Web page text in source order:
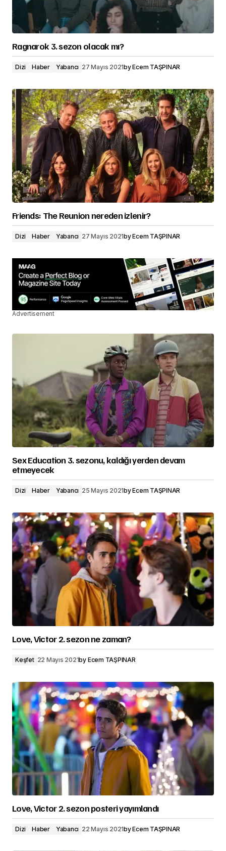
Ragnarok 3. sezon olacak mı?
Dizi Haber Yabancı 27 Mayıs 2021byEcem TAŞPINAR
Friends: The Reunion nereden izlenir?
Dizi Haber Yabancı 27 Mayıs 2021byEcem TAŞPINAR
Advertisement
Sex Education 3. sezonu, kaldığı yerden devam
etmeyecek
Dizi Haber Yabancı 25 Mayıs 2021byEcem TAŞPINAR
Love, Victor 2. sezon ne zaman?
Keşfet 22 Mayıs 2021by Ecem TAŞPINAR
Love, Victor 2. sezon posteri yayımlandı
Dizi Haber Yabancı 22 Mayıs 2021byEcem TAŞPINAR